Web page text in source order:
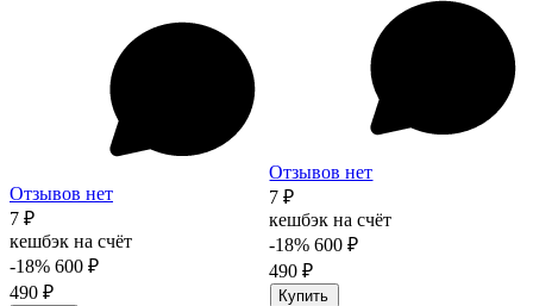
Отзывов нет
7 ₽
кешбэк на счёт
-18% 600 ₽
490 ₽
Отзывов нет
7 ₽
кешбэк на счёт
-18% 600 ₽
490 ₽
Купить